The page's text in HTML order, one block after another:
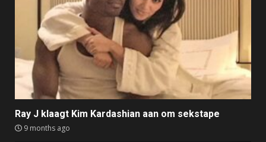
Ray J klaagt Kim Kardashian aan om sekstape
9 months ago